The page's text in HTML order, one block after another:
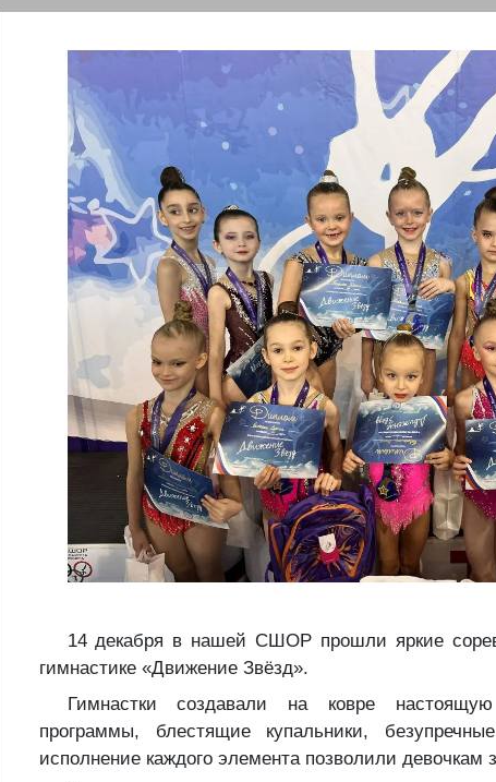
️14 декабря в нашей СШОР прошли яркие
гимнастике «Движение Звёзд».
️Гимнастки создавали на ковре
программы, блестящие купальники,
исполнение каждого элемента позволили девочкам